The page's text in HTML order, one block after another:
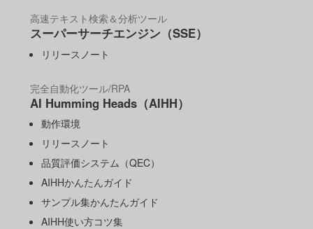
高速テキスト検索＆分析ツール
スーパーサーチエンジン（SSE）
リリースノート
完全自動化ツール/RPA
AI Humming Heads（AIHH）
動作環境
リリースノート
品質評価システム（QEC）
AIHHかんたんガイド
サンプル集かんたんガイド
AIHH使い方コツ集